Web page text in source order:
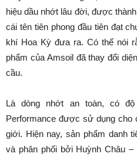
hiệu dầu nhớt lâu đời, được
cái tên tiên phong đầu tiên đạt
khí Hoa Kỳ đưa ra. Có thể nói
phẩm của Amsoil đã thay đổi
cầu.
Là dòng nhớt an toàn, có
Performance được sử dụng cho
giới. Hiện nay, sản phẩm danh
và phân phối bởi Huỳnh Châu